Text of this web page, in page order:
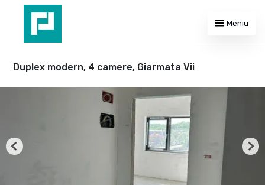
Meniu
Duplex modern, 4 camere, Giarmata Vii
Previous